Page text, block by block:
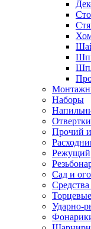
Наборы
Прочий
Режущий
Сад и
Ударно-